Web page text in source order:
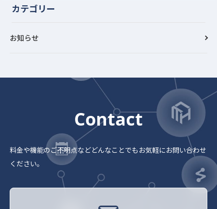
カテゴリー
お知らせ
Contact
料金や機能のご不明点などどんなことでもお気軽にお問い合わせ
ください。